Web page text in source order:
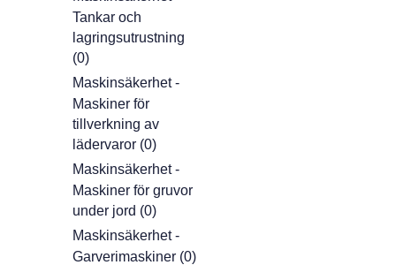
Tankar och
lagringsutrustning
(0)
Maskinsäkerhet -
Maskiner för
tillverkning av
lädervaror (0)
Maskinsäkerhet -
Maskiner för gruvor
under jord (0)
Maskinsäkerhet -
Garverimaskiner (0)